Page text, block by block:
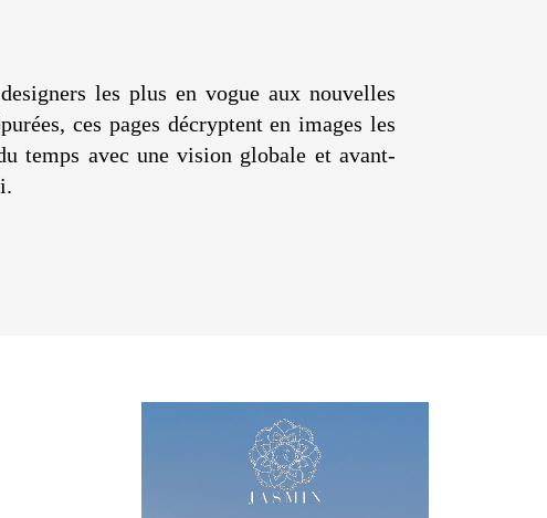
les plus en vogue aux nouvelles
ces pages décryptent en images les
temps avec une vision globale et avant-